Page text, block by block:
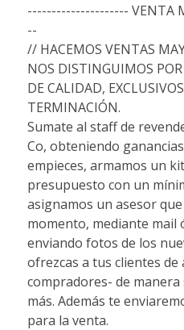
--------------------- VENTA
--
// HACEMOS VENTAS
NOS DISTINGUIMOS POR
DE CALIDAD,
TERMINACIÓN.
Sumate al staff de
Co, obteniendo
empieces, armamos un
presupuesto con un
asignamos un asesor
momento, mediante mail
enviando fotos de los
ofrezcas a tus clientes
compradores- de
más. Además te
para la venta.